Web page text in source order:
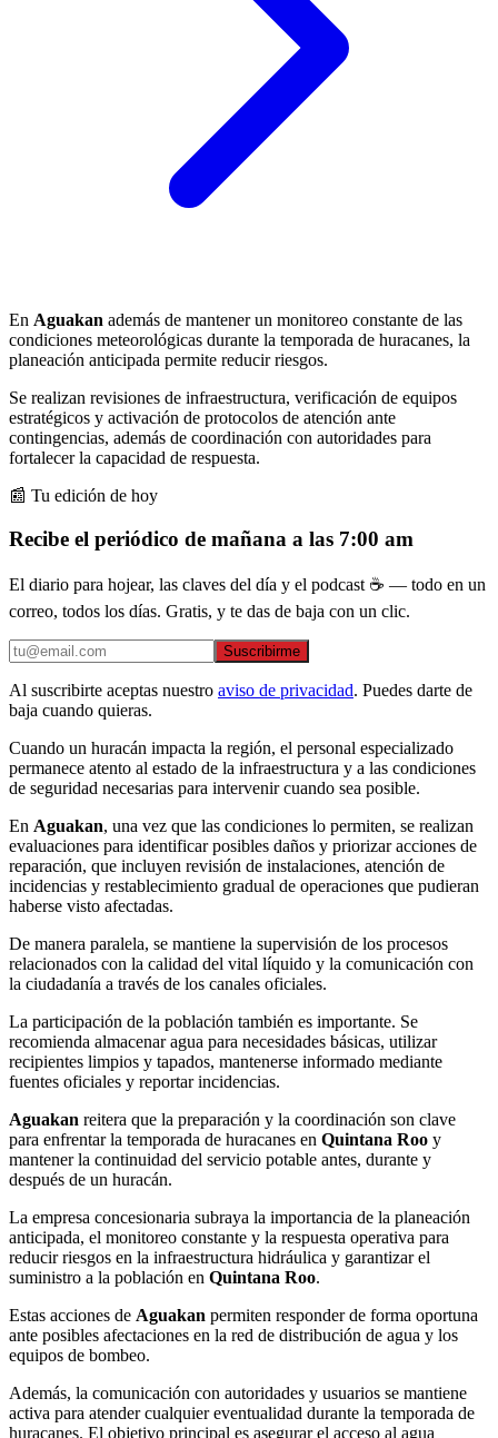
En Aguakan además de mantener un monitoreo constante de las
condiciones meteorológicas durante la temporada de huracanes, la
planeación anticipada permite reducir riesgos.
Se realizan revisiones de infraestructura, verificación de equipos
estratégicos y activación de protocolos de atención ante
contingencias, además de coordinación con autoridades para
fortalecer la capacidad de respuesta.
📰 Tu edición de hoy
Recibe el periódico de mañana a las 7:00 am
El diario para hojear, las claves del día y el podcast ☕ — todo en un
correo, todos los días. Gratis, y te das de baja con un clic.
Suscribirme
Al suscribirte aceptas nuestro aviso de privacidad. Puedes darte de
baja cuando quieras.
Cuando un huracán impacta la región, el personal especializado
permanece atento al estado de la infraestructura y a las condiciones
de seguridad necesarias para intervenir cuando sea posible.
En Aguakan, una vez que las condiciones lo permiten, se realizan
evaluaciones para identificar posibles daños y priorizar acciones de
reparación, que incluyen revisión de instalaciones, atención de
incidencias y restablecimiento gradual de operaciones que pudieran
haberse visto afectadas.
De manera paralela, se mantiene la supervisión de los procesos
relacionados con la calidad del vital líquido y la comunicación con
la ciudadanía a través de los canales oficiales.
La participación de la población también es importante. Se
recomienda almacenar agua para necesidades básicas, utilizar
recipientes limpios y tapados, mantenerse informado mediante
fuentes oficiales y reportar incidencias.
Aguakan reitera que la preparación y la coordinación son clave
para enfrentar la temporada de huracanes en Quintana Roo y
mantener la continuidad del servicio potable antes, durante y
después de un huracán.
La empresa concesionaria subraya la importancia de la planeación
anticipada, el monitoreo constante y la respuesta operativa para
reducir riesgos en la infraestructura hidráulica y garantizar el
suministro a la población en Quintana Roo.
Estas acciones de Aguakan permiten responder de forma oportuna
ante posibles afectaciones en la red de distribución de agua y los
equipos de bombeo.
Además, la comunicación con autoridades y usuarios se mantiene
activa para atender cualquier eventualidad durante la temporada de
huracanes. El objetivo principal es asegurar el acceso al agua